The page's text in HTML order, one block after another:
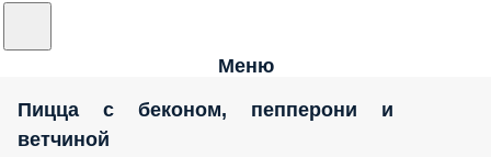
Меню
Пицца с беконом, пепперони и
ветчиной